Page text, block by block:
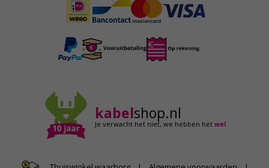
kabelshop.nl
Je verwacht het niet,we hebben hetwel